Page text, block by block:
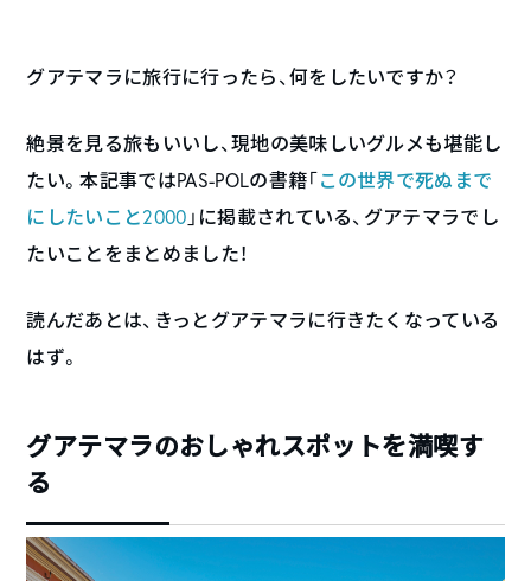
グアテマラに旅行に行ったら、何をしたいですか？
絶景を見る旅もいいし、現地の美味しいグルメも堪能し
たい。本記事ではPAS-POLの書籍「この世界で死ぬまで
にしたいこと2000 」に掲載されている、グアテマラでし
たいことをまとめました！
読んだあとは、きっとグアテマラに行きたくなっている
はず。
グアテマラのおしゃれスポットを満喫す
る